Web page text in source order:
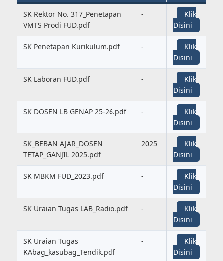
SK Rektor No. 317_Penetapan
VMTS Prodi FUD.pdf
-
Klik
Disini
SK Penetapan Kurikulum.pdf -
Klik
Disini
SK Laboran FUD.pdf -
Klik
Disini
SK DOSEN LB GENAP 25-26.pdf -
Klik
Disini
SK_BEBAN AJAR_DOSEN
TETAP_GANJIL 2025.pdf
2025
Klik
Disini
SK MBKM FUD_2023.pdf -
Klik
Disini
SK Uraian Tugas LAB_Radio.pdf -
Klik
Disini
SK Uraian Tugas
KAbag_kasubag_Tendik.pdf
-
Klik
Disini